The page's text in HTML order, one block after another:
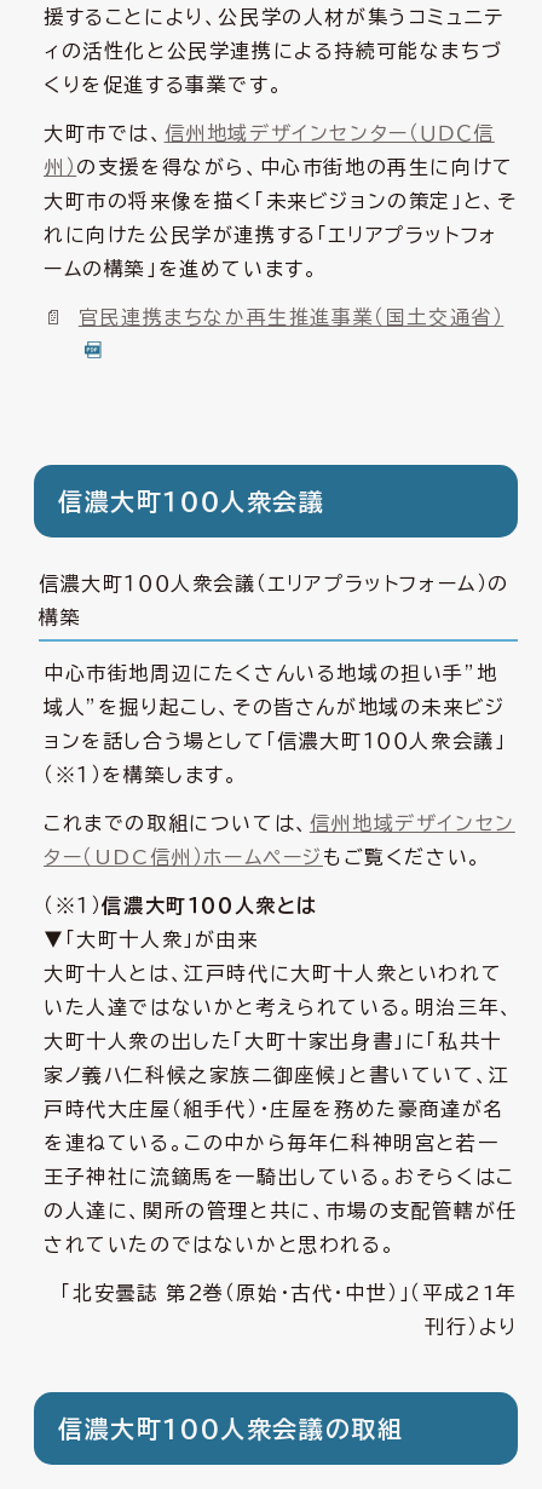
援することにより、公民学の人材が集うコミュニテ
ィの活性化と公民学連携による持続可能なまちづ
くりを促進する事業です。
大町市では、 信州地域デザインセンター（ＵＤＣ信
州） の支援を得ながら、中心市街地の再生に向けて
大町市の将来像を描く「未来ビジョンの策定」と、そ
れに向けた公民学が連携する「エリアプラットフォ
ームの構築」を進めています。
官民連携まちなか再生推進事業（国土交通省）
信濃大町１００人衆会議
信濃大町１００人衆会議（エリアプラットフォーム）の
構築
中心市街地周辺にたくさんいる地域の担い手”地
域人”を掘り起こし、その皆さんが地域の未来ビジ
ョンを話し合う場として「信濃大町１００人衆会議」
（※１）を構築します。
これまでの取組については、 信州地域デザインセン
ター（UDC信州）ホームページ もご覧ください。
（※１）信濃大町１００人衆とは
▼「大町十人衆」が由来
大町十人とは、江戸時代に大町十人衆といわれて
いた人達ではないかと考えられている。明治三年、
大町十人衆の出した「大町十家出身書」に「私共十
家ノ義ハ仁科候之家族二御座候」と書いていて、江
戸時代大庄屋（組手代）・庄屋を務めた豪商達が名
を連ねている。この中から毎年仁科神明宮と若一
王子神社に流鏑馬を一騎出している。おそらくはこ
の人達に、関所の管理と共に、市場の支配管轄が任
されていたのではないかと思われる。
「北安曇誌 第２巻（原始・古代・中世）」（平成21年
刊行）より
信濃大町100人衆会議の取組